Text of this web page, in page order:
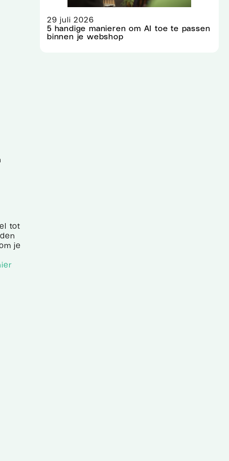
tot
je
29 juli 2026
5 handige manieren om AI toe te passen
binnen je webshop